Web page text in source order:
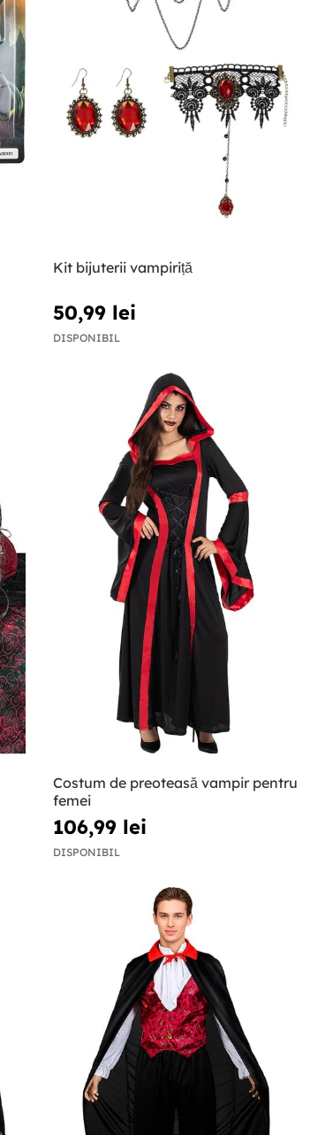
Kit bijuterii vampiriță
50,99 lei
DISPONIBIL
Costum de preoteasă vampir pentru
femei
106,99 lei
DISPONIBIL